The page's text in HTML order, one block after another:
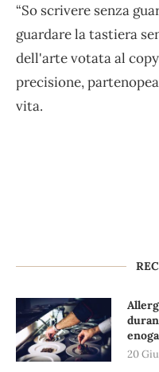
“So scrivere senza
guardare la tastiera
dell'arte votata al
precisione,
vita.
20